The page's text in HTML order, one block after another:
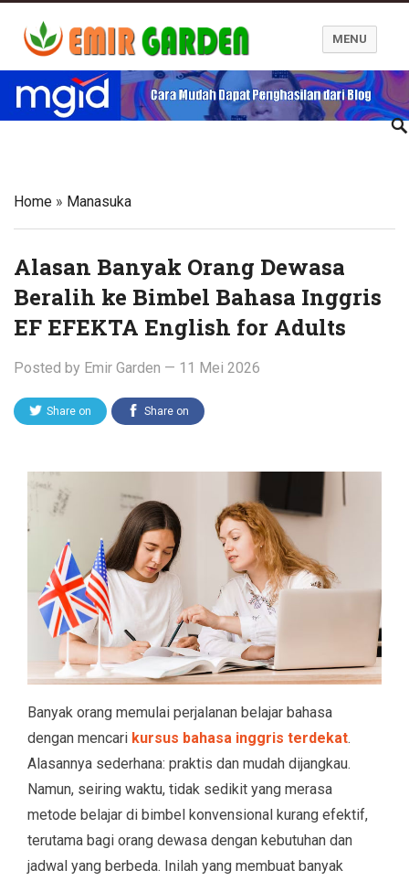
Blog Emir Garden
MENU
Home » Manasuka
Alasan Banyak Orang Dewasa
Beralih ke Bimbel Bahasa Inggris
EF EFEKTA English for Adults
Posted by Emir Garden — 11 Mei 2026
Share on Share on
Banyak orang memulai perjalanan belajar bahasa
dengan mencari kursus bahasa inggris terdekat.
Alasannya sederhana: praktis dan mudah dijangkau.
Namun, seiring waktu, tidak sedikit yang merasa
metode belajar di bimbel konvensional kurang efektif,
terutama bagi orang dewasa dengan kebutuhan dan
jadwal yang berbeda. Inilah yang membuat banyak